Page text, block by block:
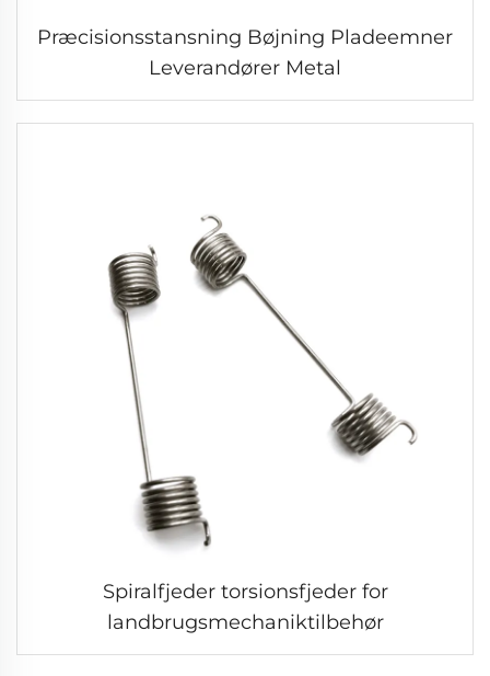
Præcisionsstansning Bøjning Pladeemner
Leverandører Metal
Spiralfjeder torsionsfjeder for
landbrugsmechaniktilbehør